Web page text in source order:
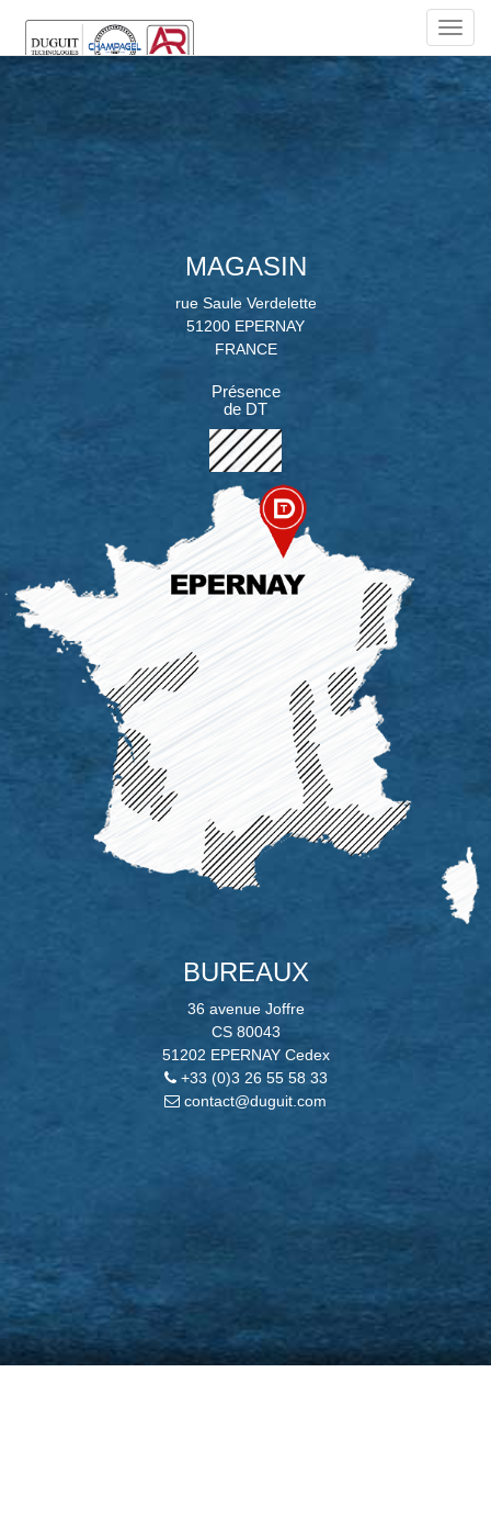
MAGASIN
rue Saule Verdelette
51200 EPERNAY
FRANCE
Présence
de DT
BUREAUX
36 avenue Joffre
CS 80043
51202 EPERNAY Cedex
+33 (0)3 26 55 58 33
contact@duguit.com